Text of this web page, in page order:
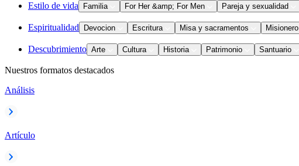
Estilo de vida Familia For Her &amp; For Men Pareja y sexualidad
Espiritualidad Devocion Escritura Misa y sacramentos Misionero
Descubrimiento Arte Cultura Historia Patrimonio Santuario
Nuestros formatos destacados
Análisis
Artículo